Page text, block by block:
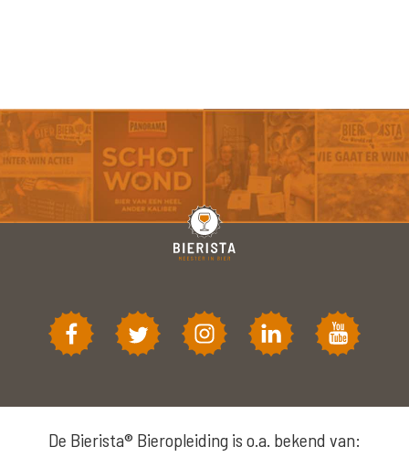
De Bierista® Bieropleiding is o.a. bekend van: